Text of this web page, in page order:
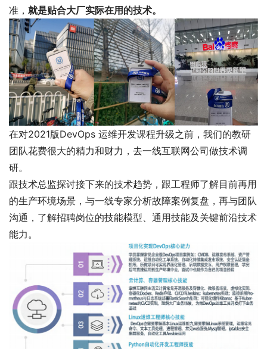
准， 就是贴合大厂实际在用的技术。
在对2021版DevOps 运维开发课程升级之前，我们的教研
团队花费很大的精力和财力，去一线互联网公司做技术调
研。
跟技术总监探讨接下来的技术趋势，跟工程师了解目前再用
的生产环境场景，与一线专家分析故障案例复盘，再与团队
沟通，了解招聘岗位的技能模型、通用技能及关键前沿技术
能力。